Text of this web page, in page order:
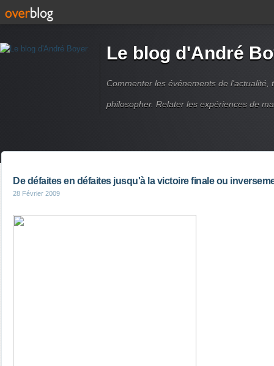
Le blog d'André
Commenter les événements de
philosopher. Relater les expériences de
De défaites en défaites jusqu'à la victoire finale ou
28 Février 2009